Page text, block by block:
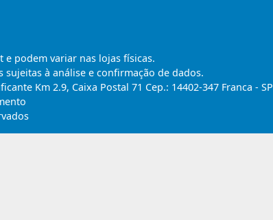
e podem variar nas lojas físicas.
à análise e confirmação de dados.
Km 2.9, Caixa Postal 71 Cep.: 14402-347 Franca - SP